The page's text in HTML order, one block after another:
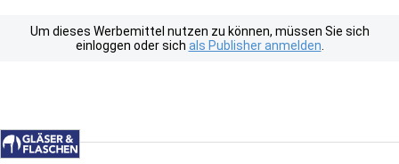
Um dieses Werbemittel nutzen zu können, müssen Sie sich
einloggen oder sich als Publisher anmelden